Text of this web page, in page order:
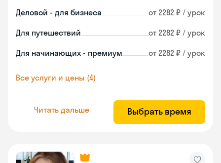
Деловой - для бизнеса от 2282 ₽ / урок
Для путешествий от 2282 ₽ / урок
Для начинающих - премиум от 2282 ₽ / урок
Все услуги и цены (4)
Читать дальше Выбрать время